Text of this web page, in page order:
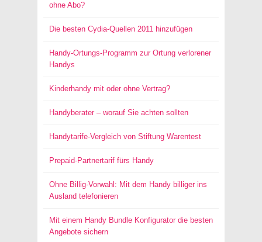
ohne Abo?
Die besten Cydia-Quellen 2011 hinzufügen
Handy-Ortungs-Programm zur Ortung verlorener
Handys
Kinderhandy mit oder ohne Vertrag?
Handyberater – worauf Sie achten sollten
Handytarife-Vergleich von Stiftung Warentest
Prepaid-Partnertarif fürs Handy
Ohne Billig-Vorwahl: Mit dem Handy billiger ins
Ausland telefonieren
Mit einem Handy Bundle Konfigurator die besten
Angebote sichern